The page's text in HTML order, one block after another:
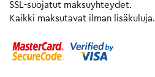
SSL-suojatut maksuyhteydet.
Kaikki maksutavat ilman lisäkuluja.